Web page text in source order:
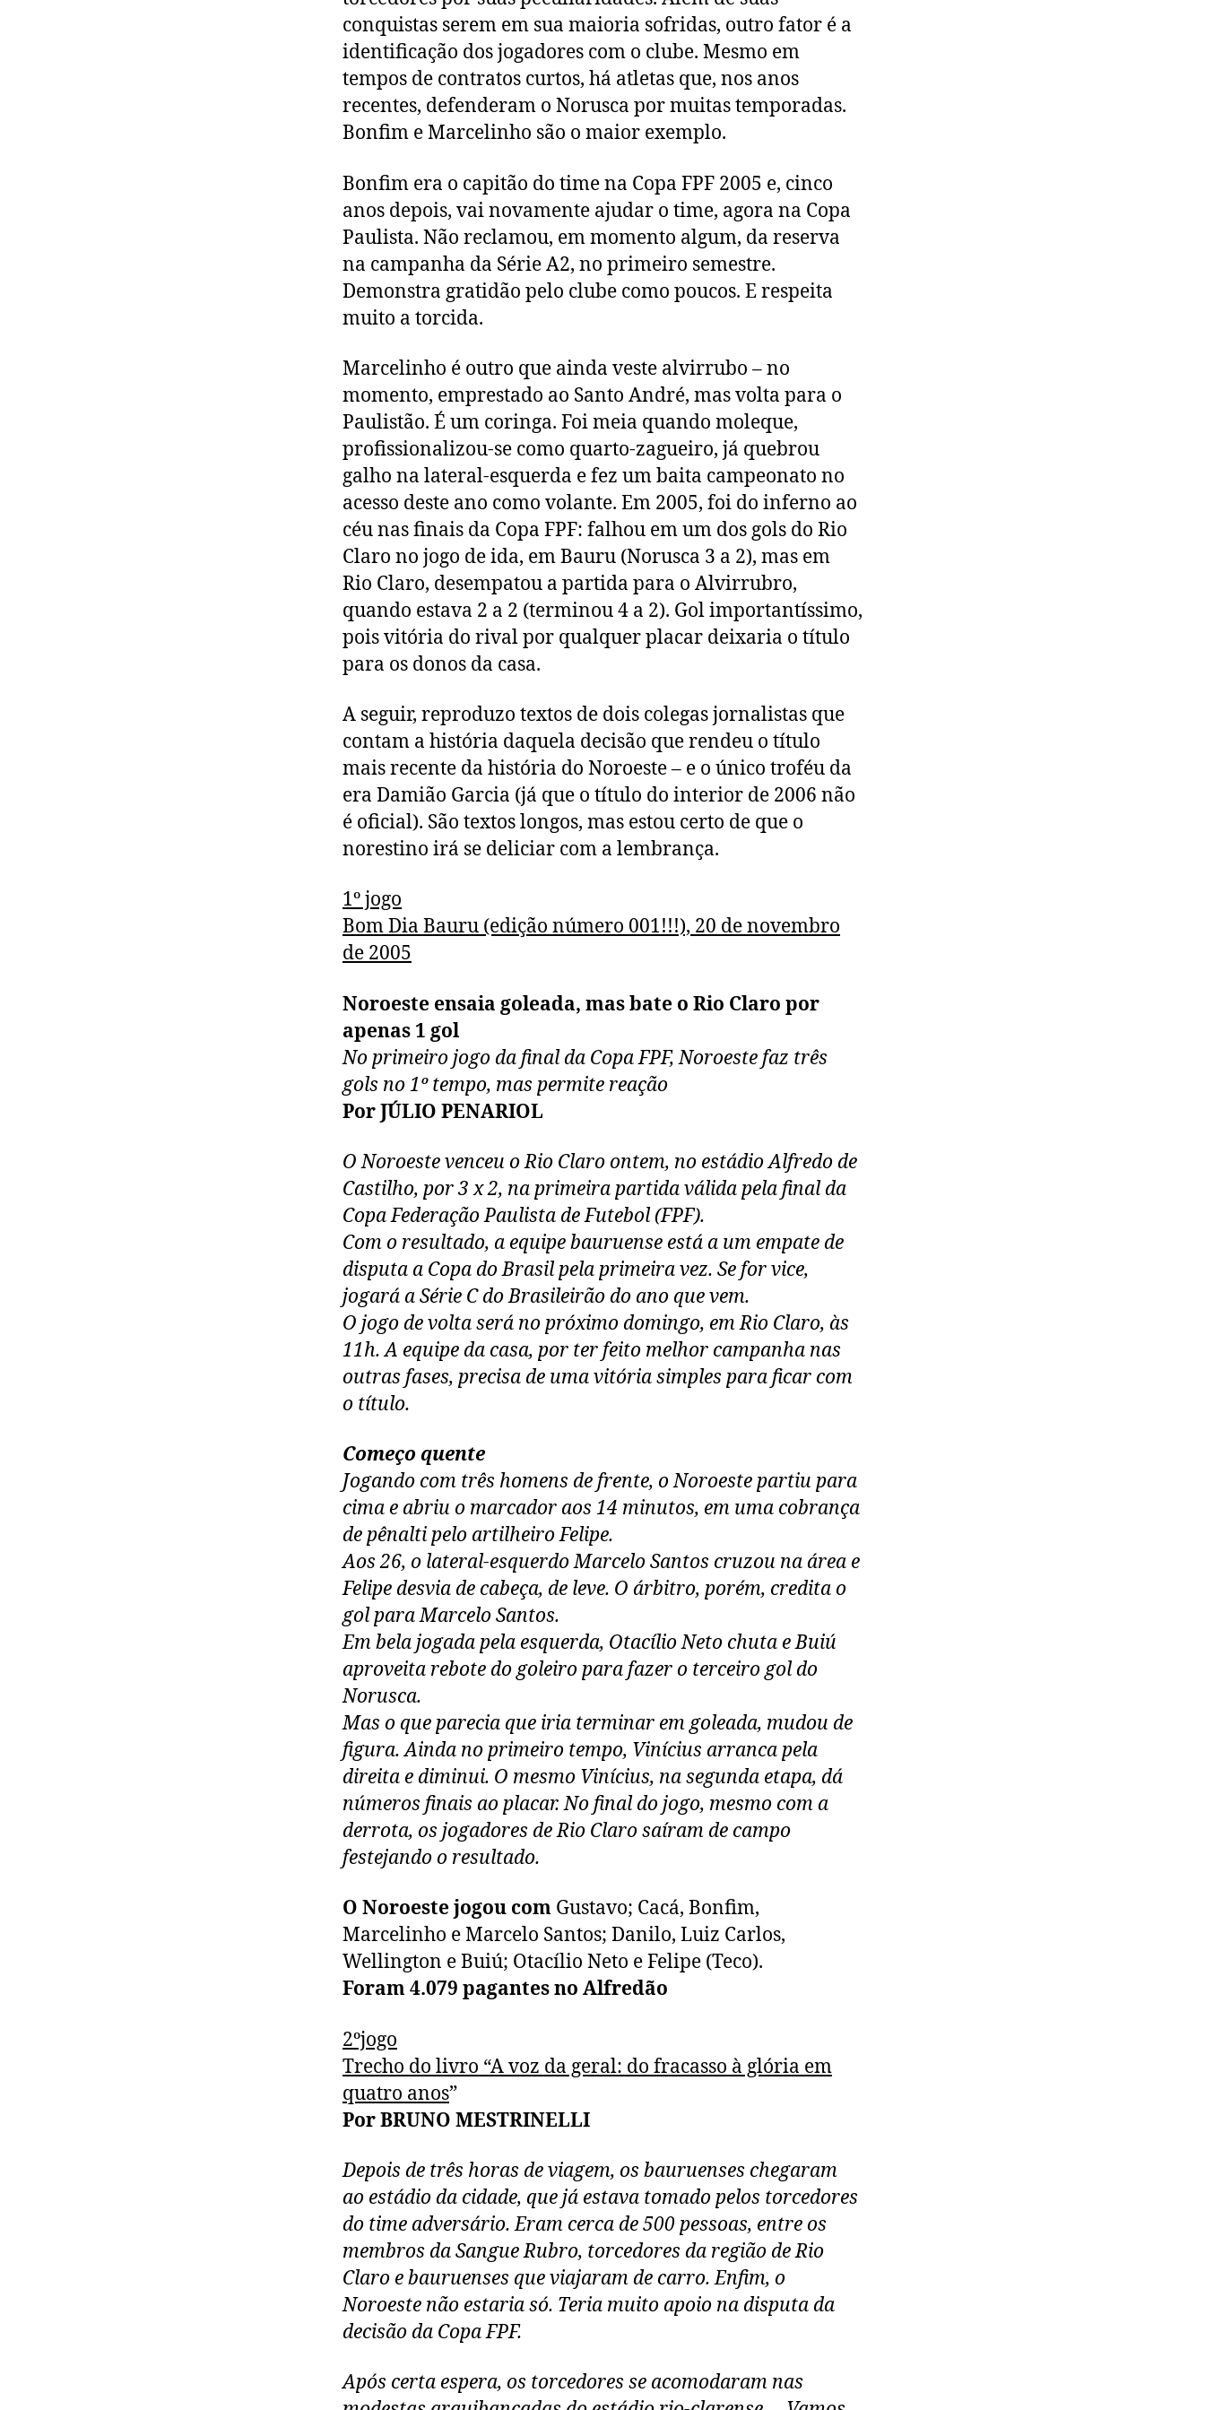
conquistas serem em sua maioria sofridas, outro fator é a
identificação dos jogadores com o clube. Mesmo em
tempos de contratos curtos, há atletas que, nos anos
recentes, defenderam o Norusca por muitas temporadas.
Bonfim e Marcelinho são o maior exemplo.
Bonfim era o capitão do time na Copa FPF 2005 e, cinco
anos depois, vai novamente ajudar o time, agora na Copa
Paulista. Não reclamou, em momento algum, da reserva
na campanha da Série A2, no primeiro semestre.
Demonstra gratidão pelo clube como poucos. E respeita
muito a torcida.
Marcelinho é outro que ainda veste alvirrubo – no
momento, emprestado ao Santo André, mas volta para o
Paulistão. É um coringa. Foi meia quando moleque,
profissionalizou-se como quarto-zagueiro, já quebrou
galho na lateral-esquerda e fez um baita campeonato no
acesso deste ano como volante. Em 2005, foi do inferno ao
céu nas finais da Copa FPF: falhou em um dos gols do Rio
Claro no jogo de ida, em Bauru (Norusca 3 a 2), mas em
Rio Claro, desempatou a partida para o Alvirrubro,
quando estava 2 a 2 (terminou 4 a 2). Gol importantíssimo,
pois vitória do rival por qualquer placar deixaria o título
para os donos da casa.
A seguir, reproduzo textos de dois colegas jornalistas que
contam a história daquela decisão que rendeu o título
mais recente da história do Noroeste – e o único troféu da
era Damião Garcia (já que o título do interior de 2006 não
é oficial). São textos longos, mas estou certo de que o
norestino irá se deliciar com a lembrança.
1º jogo
Bom Dia Bauru (edição número 001!!!), 20 de novembro
de 2005
Noroeste ensaia goleada, mas bate o Rio Claro por
apenas 1 gol
No primeiro jogo da final da Copa FPF, Noroeste faz três
gols no 1º tempo, mas permite reação
Por JÚLIO PENARIOL
O Noroeste venceu o Rio Claro ontem, no estádio Alfredo de
Castilho, por 3 x 2, na primeira partida válida pela final da
Copa Federação Paulista de Futebol (FPF).
Com o resultado, a equipe bauruense está a um empate de
disputa a Copa do Brasil pela primeira vez. Se for vice,
jogará a Série C do Brasileirão do ano que vem.
O jogo de volta será no próximo domingo, em Rio Claro, às
11h. A equipe da casa, por ter feito melhor campanha nas
outras fases, precisa de uma vitória simples para ficar com
o título.
Começo quente
Jogando com três homens de frente, o Noroeste partiu para
cima e abriu o marcador aos 14 minutos, em uma cobrança
de pênalti pelo artilheiro Felipe.
Aos 26, o lateral-esquerdo Marcelo Santos cruzou na área e
Felipe desvia de cabeça, de leve. O árbitro, porém, credita o
gol para Marcelo Santos.
Em bela jogada pela esquerda, Otacílio Neto chuta e Buiú
aproveita rebote do goleiro para fazer o terceiro gol do
Norusca.
Mas o que parecia que iria terminar em goleada, mudou de
figura. Ainda no primeiro tempo, Vinícius arranca pela
direita e diminui. O mesmo Vinícius, na segunda etapa, dá
números finais ao placar. No final do jogo, mesmo com a
derrota, os jogadores de Rio Claro saíram de campo
festejando o resultado.
O Noroeste jogou com Gustavo; Cacá, Bonfim,
Marcelinho e Marcelo Santos; Danilo, Luiz Carlos,
Wellington e Buiú; Otacílio Neto e Felipe (Teco).
Foram 4.079 pagantes no Alfredão
2ºjogo
Trecho do livro “A voz da geral: do fracasso à glória em
quatro anos”
Por BRUNO MESTRINELLI
Depois de três horas de viagem, os bauruenses chegaram
ao estádio da cidade, que já estava tomado pelos torcedores
do time adversário. Eram cerca de 500 pessoas, entre os
membros da Sangue Rubro, torcedores da região de Rio
Claro e bauruenses que viajaram de carro. Enfim, o
Noroeste não estaria só. Teria muito apoio na disputa da
decisão da Copa FPF.
Após certa espera, os torcedores se acomodaram nas